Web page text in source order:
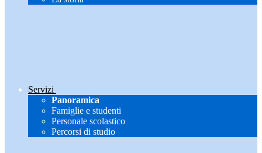
Servizi
Panoramica
Famiglie e studenti
Personale scolastico
Percorsi di studio